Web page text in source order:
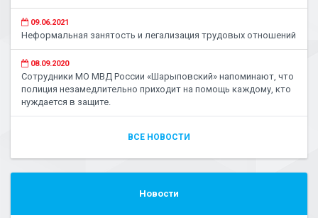
09.06.2021
Неформальная занятость и легализация трудовых отношений
08.09.2020
Сотрудники МО МВД России «Шарыповский» напоминают, что
полиция незамедлительно приходит на помощь каждому, кто
нуждается в защите.
ВСЕ НОВОСТИ
Новости